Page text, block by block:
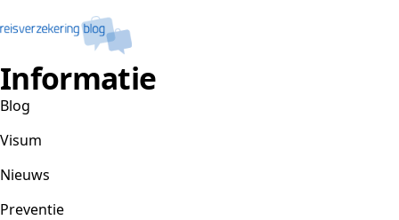
Informatie
Blog
Visum
Nieuws
Preventie